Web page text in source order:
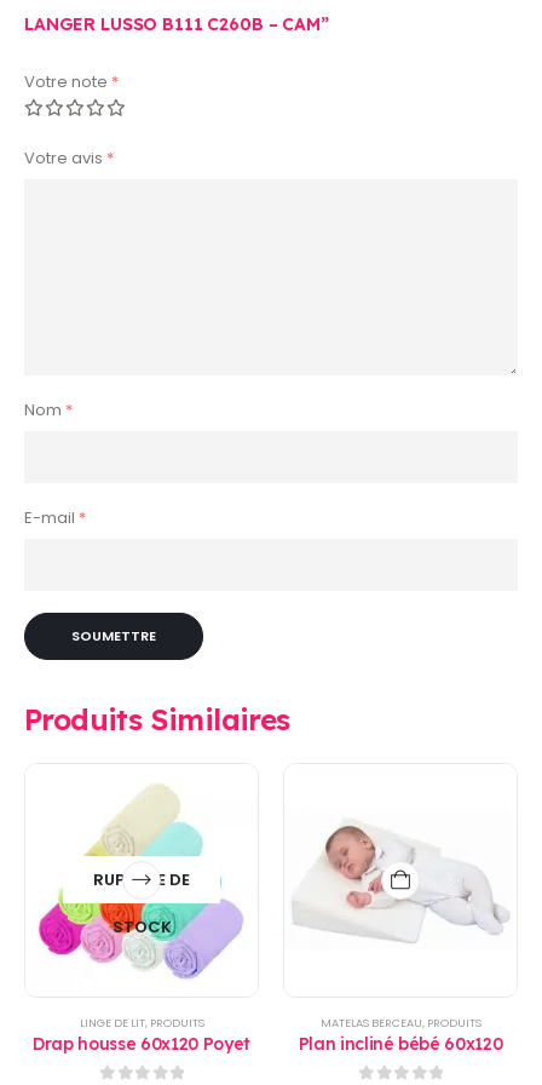
LANGER LUSSO B111 C260B – CAM”
Votre note *
Votre avis *
Nom *
E-mail *
Produits Similaires
RUPTURE DE
STOCK
LINGE DE LIT, PRODUITS
Drap housse 60x120 Poyet
MATELAS BERCEAU, PRODUITS
Plan incliné bébé 60x120